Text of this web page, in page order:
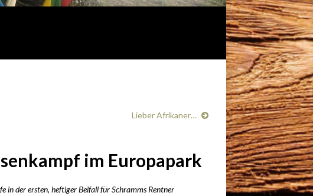
Lieber Afrikaner…
im Europapark
in der ersten, heftiger Beifall für Schramms Rentner